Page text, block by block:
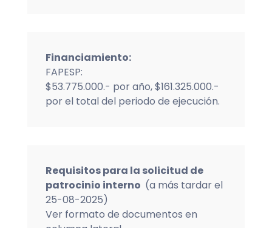
Financiamiento:
FAPESP:
$53.775.000.- por año, $161.325.000.-
por el total del periodo de ejecución.
Requisitos para la solicitud de
patrocinio interno (a más tardar el
25-08-2025)
Ver formato de documentos en